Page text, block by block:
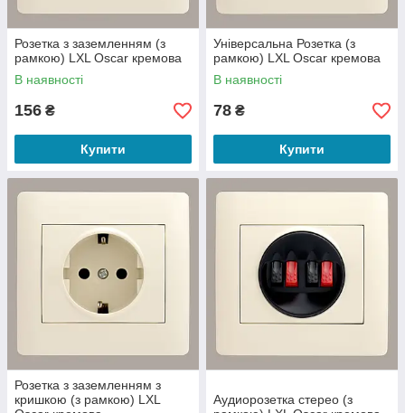
Розетка з заземленням (з
рамкою) LXL Oscar кремова
В наявності
156 ₴
Купити
Універсальна Розетка (з
рамкою) LXL Oscar кремова
В наявності
78 ₴
Купити
Розетка з заземленням з
кришкою (з рамкою) LXL
Аудиорозетка стерео (з